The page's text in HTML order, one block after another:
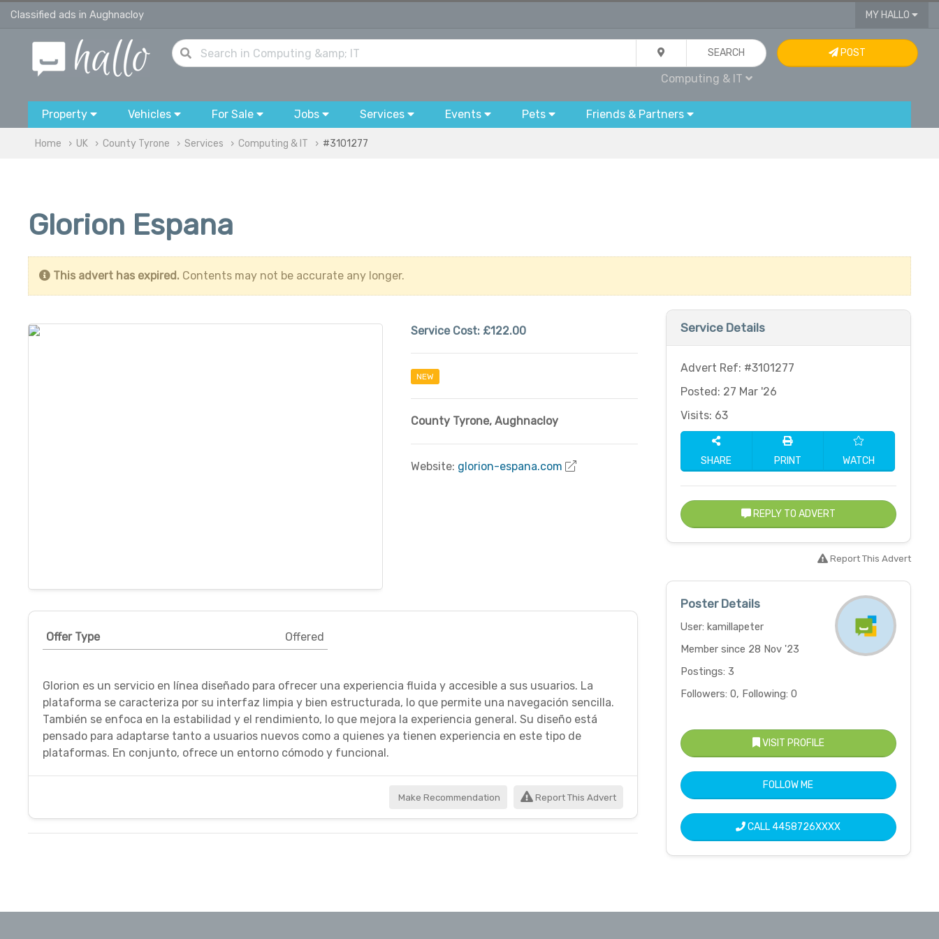
Classified ads in Aughnacloy MY HALLO
SEARCH
Computing & IT
POST
Property Vehicles For Sale Jobs Services Events Pets Friends & Partners
Home UK County Tyrone Services Computing & IT #3101277
Glorion Espana
This advert has expired. Contents may not be accurate any longer.
Service Cost: £122.00
NEW
County Tyrone, Aughnacloy
Website: glorion-espana.com
Offer Type Offered
Glorion es un servicio en línea diseñado para ofrecer una experiencia fluida y accesible a sus usuarios. La
plataforma se caracteriza por su interfaz limpia y bien estructurada, lo que permite una navegación sencilla.
También se enfoca en la estabilidad y el rendimiento, lo que mejora la experiencia general. Su diseño está
pensado para adaptarse tanto a usuarios nuevos como a quienes ya tienen experiencia en este tipo de
plataformas. En conjunto, ofrece un entorno cómodo y funcional.
Make Recommendation Report This Advert
Service Details
Advert Ref: #3101277
Posted: 27 Mar '26
Visits: 63
SHARE PRINT WATCH
REPLY TO ADVERT
Report This Advert
Poster Details
User: kamillapeter
Member since 28 Nov '23
Postings: 3
Followers: 0, Following: 0
VISIT PROFILE
FOLLOW ME
CALL4458726XXXX